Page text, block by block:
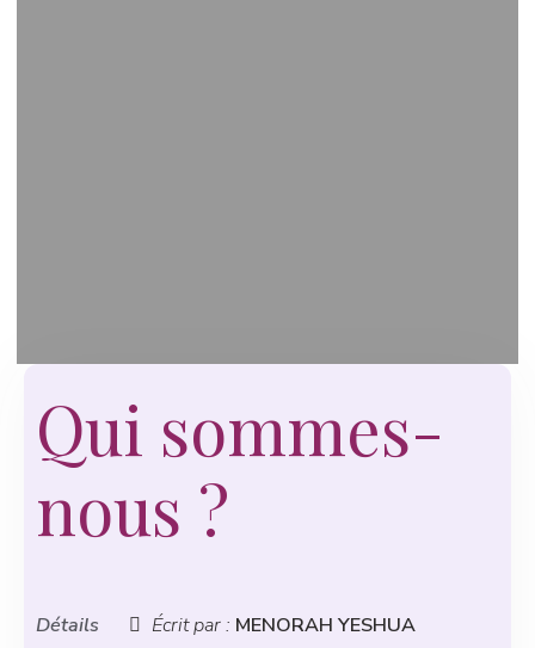
Qui sommes-
nous ?
Détails Écrit par : MENORAH YESHUA